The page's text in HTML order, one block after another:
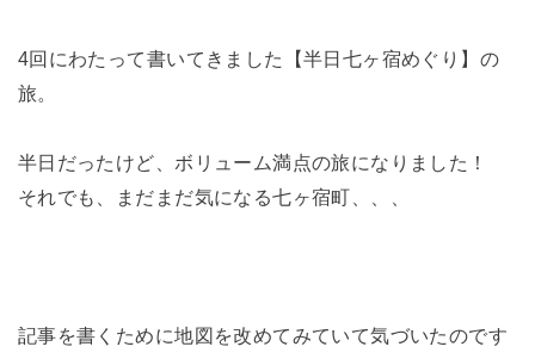
4回にわたって書いてきました【半日七ヶ宿めぐり】の
旅。
半日だったけど、ボリューム満点の旅になりました！
それでも、まだまだ気になる七ヶ宿町、、、
記事を書くために地図を改めてみていて気づいたのです